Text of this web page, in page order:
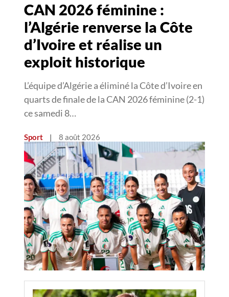
CAN 2026 féminine :
l’Algérie renverse la Côte
d’Ivoire et réalise un
exploit historique
L’équipe d’Algérie a éliminé la Côte d’Ivoire en
quarts de finale de la CAN 2026 féminine (2-1)
ce samedi 8…
Sport | 8 août 2026